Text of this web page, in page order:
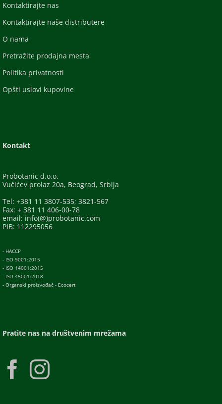
Kontaktirajte nas
Kontaktirajte naše distributere
O nama
Pretražite prodajna mesta
Politika privatnosti
Opšti uslovi kupovine
Kontakt
Probotanic d.o.o.
Vučićev prolaz 20a, Beograd, Srbija
Tel: +381 11 3807-535; 3821-567
Fax: + 381 11 406-00-78
email: info(@)probotanic.com
PIB: 112295056
- HACCP
- ISO 9001:2015
- ISO 14001:2015
- ISO 45001:2018
- Organski proizvođač - Ecocert
Pratite nas na društvenim mrežama